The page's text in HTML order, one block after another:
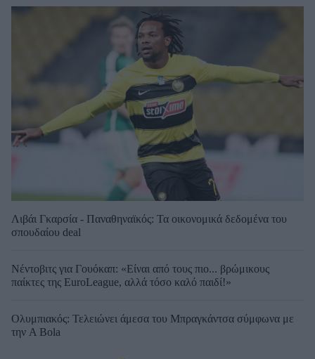
Λιβάι Γκαρσία - Παναθηναϊκός: Τα οικονομικά δεδομένα του
σπουδαίου deal
Νέντοβιτς για Γουόκαπ: «Είναι από τους πιο... βρώμικους
παίκτες της EuroLeague, αλλά τόσο καλό παιδί!»
Ολυμπιακός: Τελειώνει άμεσα του Μπραγκάντσα σύμφωνα με
την A Bola